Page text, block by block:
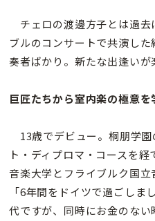
チェロの渡邊方子とは過去
ブルのコンサートで共演し
奏者ばかり。新たな出逢いが
巨匠たちから室内楽の極意を
13歳でデビュー。桐朋学
ト・ディプロマ・コースを
音楽大学とフライブルク国立
「6年間をドイツで過ごしま
代ですが、同時にお金のな